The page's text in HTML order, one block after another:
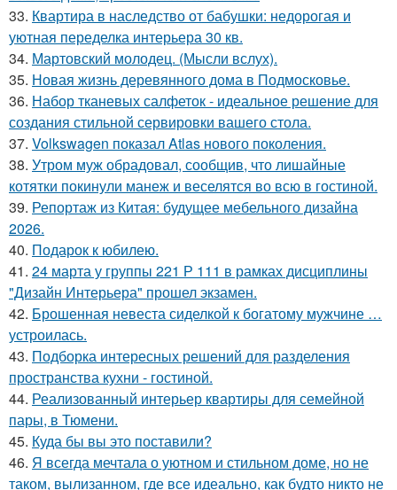
33. Квартира в наследство от бабушки: недорогая и
уютная переделка интерьера 30 кв.
34. Мартовский молодец. (Мысли вслух).
35. Новая жизнь деревянного дома в Подмосковье.
36. Набор тканевых салфеток - идеальное решение для
создания стильной сервировки вашего стола.
37. Volkswagen показал Atlas нового поколения.
38. Утром муж обрадовал, сообщив, что лишайные
котятки покинули манеж и веселятся во всю в гостиной.
39. Репортаж из Китая: будущее мебельного дизайна
2026.
40. Подарок к юбилею.
41. 24 марта у группы 221 Р 111 в рамках дисциплины
"Дизайн Интерьера" прошел экзамен.
42. Брошенная невеста сиделкой к богатому мужчине …
устроилась.
43. Подборка интересных решений для разделения
пространства кухни - гостиной.
44. Реализованный интерьер квартиры для семейной
пары, в Тюмени.
45. Куда бы вы это поставили?
46. Я всегда мечтала о уютном и стильном доме, но не
таком, вылизанном, где все идеально, как будто никто не